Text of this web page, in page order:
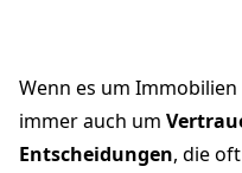
Wenn es um
immer auch um
Entscheidungen, die